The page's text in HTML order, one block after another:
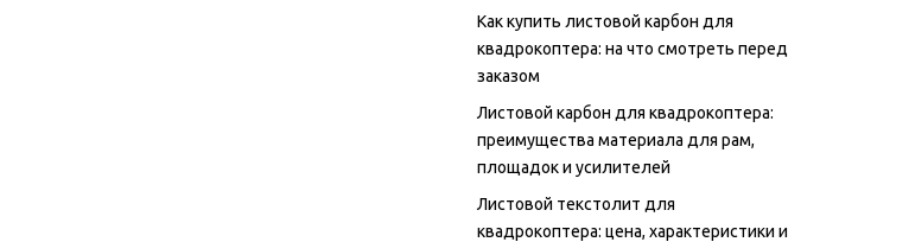
Как купить листовой карбон для
квадрокоптера: на что смотреть перед
заказом
Листовой карбон для квадрокоптера:
преимущества материала для рам,
площадок и усилителей
Листовой текстолит для
квадрокоптера: цена, характеристики и